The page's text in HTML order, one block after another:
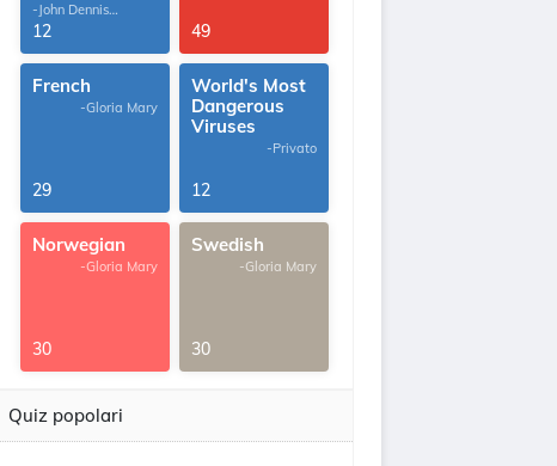
-John Dennis
G.Thomas
12 49
French
-Gloria Mary
29
World's Most
Dangerous
Viruses
-Privato
12
Norwegian
-Gloria Mary
30
Swedish
-Gloria Mary
30
Quiz popolari